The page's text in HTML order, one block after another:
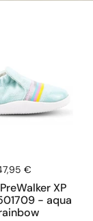
€
XP
- aqua